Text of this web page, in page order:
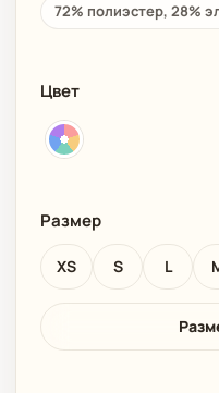
72% полиэстер, 28%
Цвет
Размер
XS S L